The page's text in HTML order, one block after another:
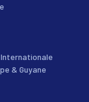
& Guyane